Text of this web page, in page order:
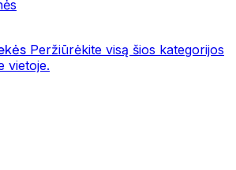
Peržiūrėkite visą šios kategorijos
vietoje.